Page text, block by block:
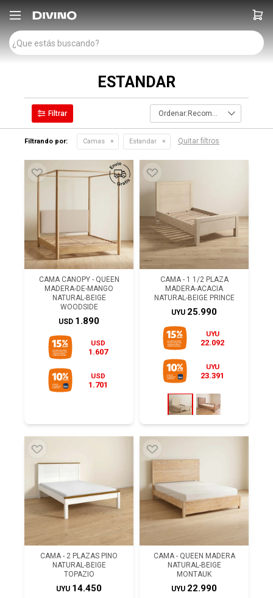

ESTANDAR
Recomendados
Filtrando por: Camas Estandar Quitar filtros
CAMA CANOPY - QUEEN
MADERA-DE-MANGO
NATURAL-BEIGE
WOODSIDE
USD 1.890
USD
1.607
USD
1.701
CAMA - 1 1/2 PLAZA
MADERA-ACACIA
NATURAL-BEIGE PRINCE
UYU 25.990
UYU
22.092
UYU
23.391
CAMA - 2 PLAZAS PINO
NATURAL-BEIGE
TOPAZIO
UYU 14.450
CAMA - QUEEN MADERA
NATURAL-BEIGE
MONTAUK
UYU 22.990